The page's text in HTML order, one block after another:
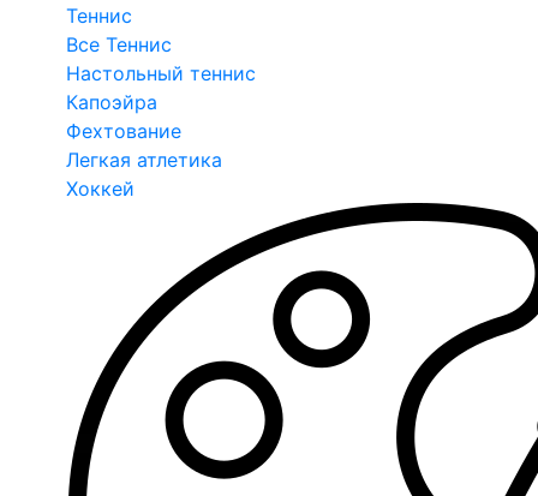
Теннис
Все Теннис
Настольный теннис
Капоэйра
Фехтование
Легкая атлетика
Хоккей